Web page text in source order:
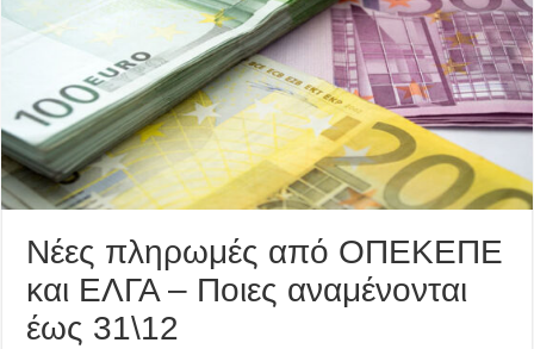
Νέες πληρωμές από ΟΠΕΚΕΠΕ
και ΕΛΓΑ – Ποιες αναμένονται
έως 31\12